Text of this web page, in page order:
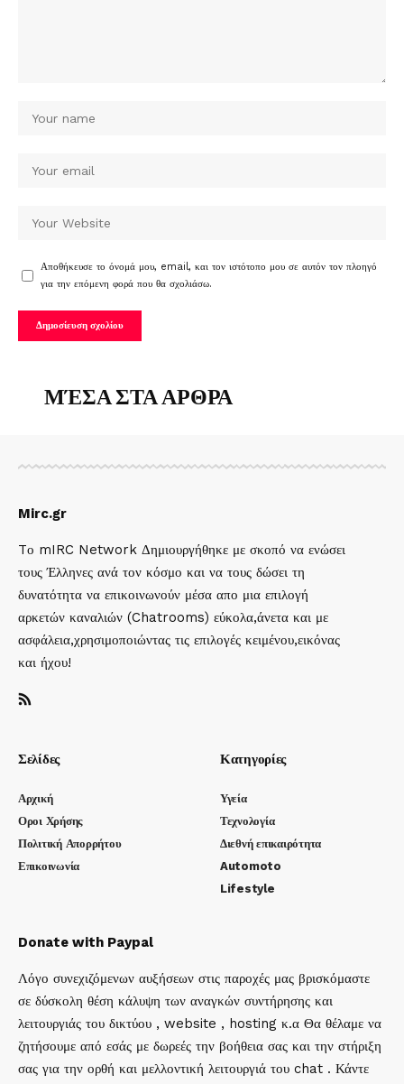
Αποθήκευσε το όνομά μου, email, και τον ιστότοπο μου σε αυτόν τον πλοηγό
για την επόμενη φορά που θα σχολιάσω.
ΜΈΣΑ ΣΤΑ ΑΡΘΡΑ
Mirc.gr
Tο mIRC Network Δημιουργήθηκε με σκοπό να ενώσει
τους Έλληνες ανά τον κόσμο και να τους δώσει τη
δυνατότητα να επικοινωνούν μέσα απο μια επιλογή
αρκετών καναλιών (Chatrooms) εύκολα,άνετα και με
ασφάλεια,χρησιμοποιώντας τις επιλογές κειμένου,εικόνας
και ήχου!
Σελίδες
Αρχική
Οροι Χρήσης
Πολιτική Απορρήτου
Επικοινωνία
Κατηγορίες
Υγεία
Τεχνολογία
Διεθνή επικαιρότητα
Automoto
Lifestyle
Donate with Paypal
Λόγο συνεχιζόμενων αυξήσεων στις παροχές μας βρισκόμαστε
σε δύσκολη θέση κάλυψη των αναγκών συντήρησης και
λειτουργιάς του δικτύου , website , hosting κ.α Θα θέλαμε να
ζητήσουμε από εσάς με δωρεές την βοήθεια σας και την στήριξη
σας για την ορθή και μελλοντική λειτουργιά του chat . Κάντε